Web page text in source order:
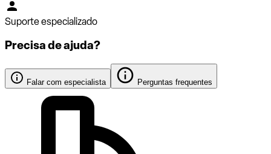
Suporte especializado
Precisa de ajuda?
Falar com especialista Perguntas frequentes